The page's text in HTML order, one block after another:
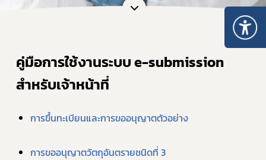
คู่มือการใช้งานระบบ e-submission
สำหรับเจ้าหน้าที่
การขึ้นทะเบียนและการขออนุญาตตัวอย่าง
การขออนุญาตวัตถุอันตรายชนิดที่ 3